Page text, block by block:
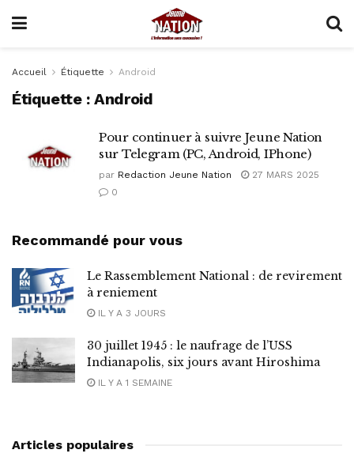
Accueil Étiquette Android
Étiquette :Android
Pour continuer à suivre Jeune Nation
sur Telegram (PC, Android, IPhone)
par Redaction Jeune Nation
27 MARS 2025
0
Recommandé pour vous
Le Rassemblement National : de revirement
à reniement
IL Y A 3 JOURS
30 juillet 1945 : le naufrage de l’USS
Indianapolis, six jours avant Hiroshima
IL Y A 1 SEMAINE
Articles populaires